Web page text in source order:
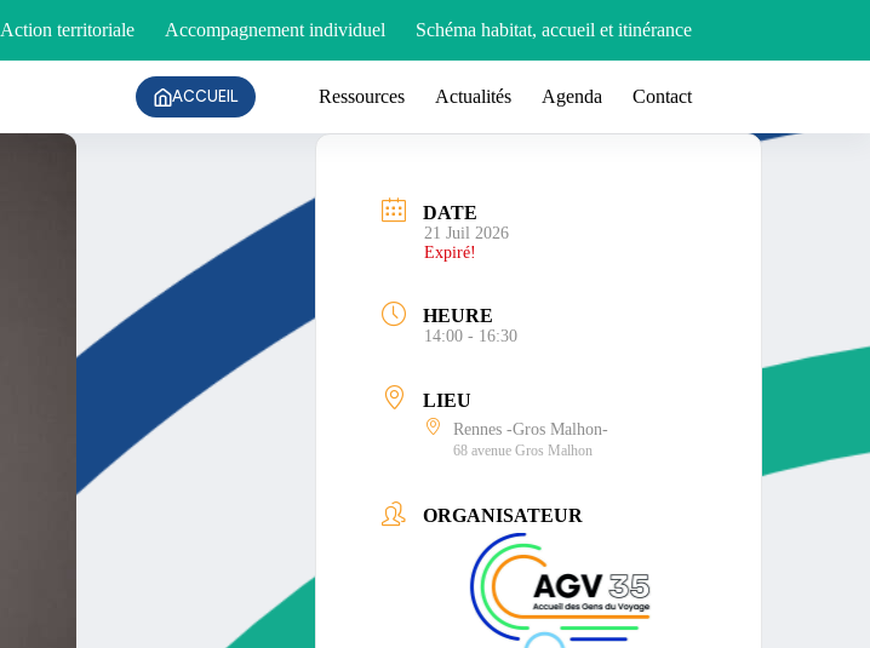
Action territoriale Accompagnement individuel Schéma habitat, accueil et itinérance
ACCUEIL Ressources Actualités Agenda Contact
DATE
21 Juil 2026
Expiré!
HEURE
14:00 - 16:30
LIEU
Rennes -Gros Malhon-
68 avenue Gros Malhon
ORGANISATEUR